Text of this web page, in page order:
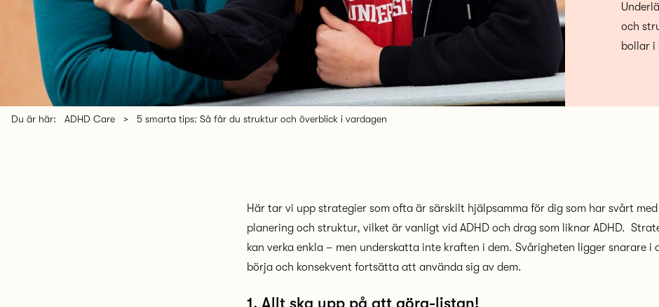
och
bollar i
Du är här: ADHD Care > 5 smarta tips: Så får du struktur och överblick i vardagen
Här tar vi upp strategier som ofta är särskilt hjälpsamma för dig som har svårt med
planering och struktur, vilket är vanligt vid ADHD och drag som liknar ADHD.
kan verka enkla – men underskatta inte kraften i dem. Svårigheten ligger snarare i
börja och konsekvent fortsätta att använda sig av dem.
1. Allt ska upp på att göra-listan!